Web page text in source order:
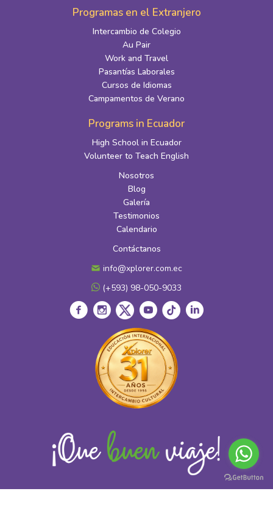
Programas en el Extranjero
Intercambio de Colegio
Au Pair
Work and Travel
Pasantías Laborales
Cursos de Idiomas
Campamentos de Verano
Programs in Ecuador
High School in Ecuador
Volunteer to Teach English
Nosotros
Blog
Galería
Testimonios
Calendario
Contáctanos
info@xplorer.com.ec
(+593) 98-050-9033